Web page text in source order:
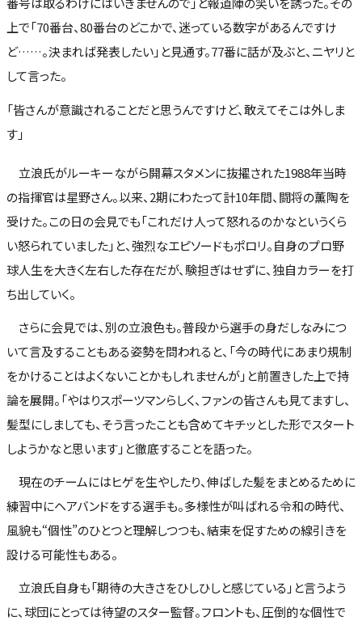
上で「70番台、80番台のどこかで、迷っている数字があるんですけ
ど……。決まれば発表したい」と見通す。77番に話が及ぶと、ニヤリと
して言った。
「皆さんが意識されることだと思うんですけど、敢えてそこは外しま
す」
立浪氏がルーキーながら開幕スタメンに抜擢された1988年当時
の指揮官は星野さん。以来、2期にわたって計10年間、闘将の薫陶を
受けた。この日の会見でも「これだけ人って怒れるのかなというくら
い怒られていました」と、強烈なエピソードもポロリ。自身のプロ野
球人生を大きく左右した存在だが、験担ぎはせずに、独自カラーを打
ち出していく。
さらに会見では、別の立浪色も。普段から選手の身だしなみにつ
いて言及することもある姿勢を問われると、「今の時代にあまり規制
をかけることはよくないことかもしれませんが」と前置きした上で持
論を展開。「やはりスポーツマンらしく、ファンの皆さんも見てますし、
髪型にしましても、そう言ったことも含めてキチッとした形でスタート
しようかなと思います」と徹底することを語った。
現在のチームにはヒゲを生やしたり、伸ばした髪をまとめるために
練習中にヘアバンドをする選手も。多様性が叫ばれる令和の時代、
風貌も“個性”のひとつと理解しつつも、結束を促すための線引きを
設ける可能性もある。
立浪氏自身も「期待の大きさをひしひしと感じている」と言うよう
に、球団にとっては待望のスター監督。フロントも、圧倒的な個性で